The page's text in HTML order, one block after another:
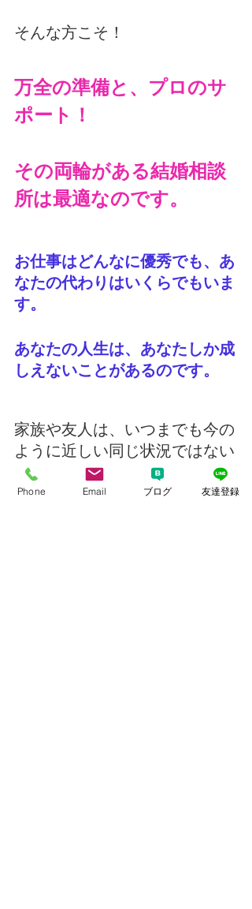
そんな方こそ！
万全の準備と、プロのサ
ポート！
その両輪がある結婚相談
所は最適なのです。
お仕事はどんなに優秀でも、あ
なたの代わりはいくらでもいま
す。
あなたの人生は、あなたしか成
しえないことがあるのです。
家族や友人は、いつまでも今の
ように近しい同じ状況ではない
のです。
Phone Email ブログ 友達登録